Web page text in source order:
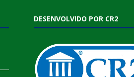
DESENVOLVIDO POR CR2